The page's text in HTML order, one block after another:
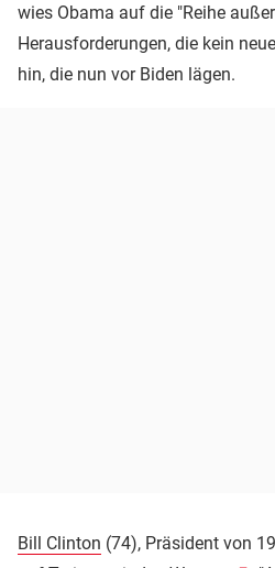
wies Obama auf die "Reihe
Herausforderungen, die kein
hin, die nun vor Biden lägen.
Bill Clinton (74), Präsident von